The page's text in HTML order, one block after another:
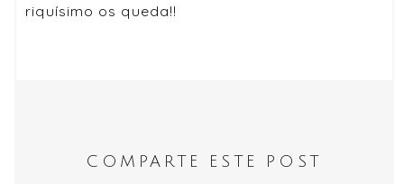
riquísimo os queda!!
COMPARTE ESTE POST